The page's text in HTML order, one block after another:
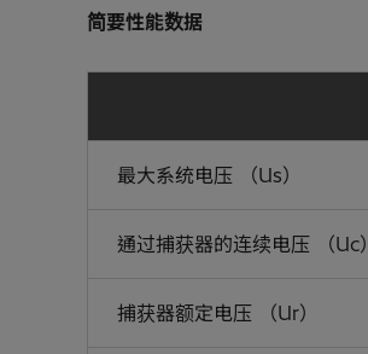
简要性能数据
最大系统电压 （Us）
通过捕获器的连续电压 （Uc）
捕获器额定电压 （Ur）